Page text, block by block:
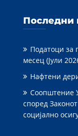
Последни
Податоци за
месец (Јули
Нафтени
Соопштение
според
социјално